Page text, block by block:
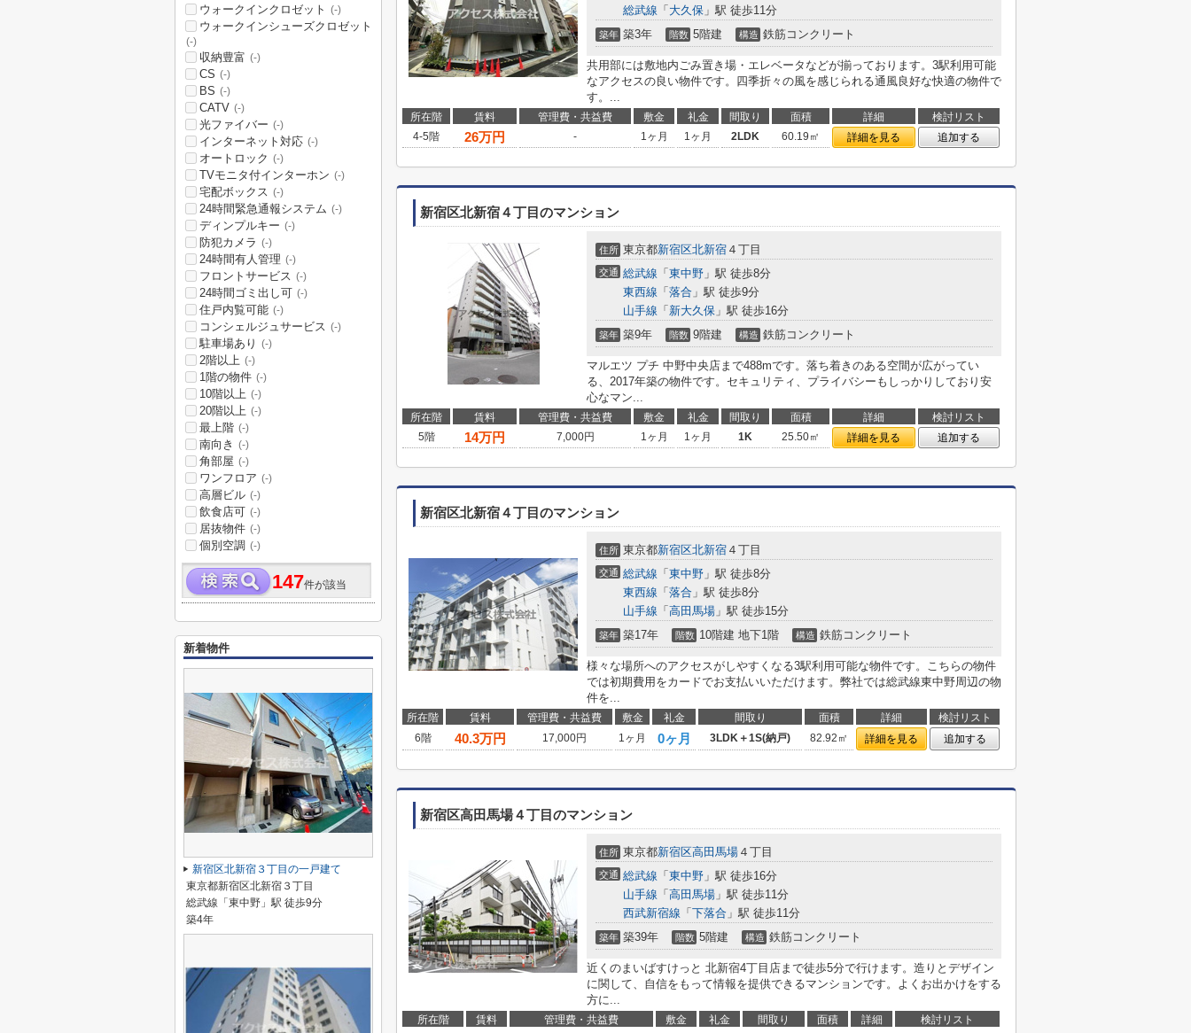
総武線 「 大久保 」駅 徒歩11分
築年 築3年 階数 5階建 構造 鉄筋コンクリート
共用部には敷地内ごみ置き場・エレベータなどが揃っております。3駅利用可能
なアクセスの良い物件です。四季折々の風を感じられる通風良好な快適の物件で
す。...
所在階 賃料 管理費・共益費 敷金 礼金 間取り 面積 詳細
検討リスト
4-5階
26万円 - 1ヶ月 1ヶ月 2LDK 60.19㎡ 詳細を見る 追加する
新宿区北新宿４丁目のマンション
住所 東京都新宿区北新宿 ４丁目
交通 総武線 「 東中野 」駅 徒歩8分
東西線 「 落合 」駅 徒歩9分
山手線 「 新大久保 」駅 徒歩16分
築年 築9年 階数 9階建 構造 鉄筋コンクリート
マルエツ プチ 中野中央店まで488mです。落ち着きのある空間が広がってい
る、2017年築の物件です。セキュリティ、プライバシーもしっかりしており安
心なマン...
所在階 賃料 管理費・共益費 敷金 礼金 間取り 面積 詳細
検討リスト
5階
14万円 7,000円 1ヶ月 1ヶ月 1K 25.50㎡ 詳細を見る 追加する
新宿区北新宿４丁目のマンション
住所 東京都新宿区北新宿 ４丁目
交通 総武線 「 東中野 」駅 徒歩8分
東西線 「 落合 」駅 徒歩8分
山手線 「 高田馬場 」駅 徒歩15分
築年 築17年 階数 10階建 地下1階 構造 鉄筋コンクリート
様々な場所へのアクセスがしやすくなる3駅利用可能な物件です。こちらの物件
では初期費用をカードでお支払いいただけます。弊社では総武線東中野周辺の物
件を...
所在階 賃料 管理費・共益費 敷金 礼金 間取り 面積 詳細
検討リスト
6階
40.3万円 17,000円 1ヶ月 0ヶ月 3LDK＋1S(納戸) 82.92㎡ 詳細を見る 追加する
新宿区高田馬場４丁目のマンション
住所 東京都新宿区高田馬場 ４丁目
交通 総武線 「 東中野 」駅 徒歩16分
山手線 「 高田馬場 」駅 徒歩11分
西武新宿線 「 下落合 」駅 徒歩11分
築年 築39年 階数 5階建 構造 鉄筋コンクリート
近くのまいばすけっと 北新宿4丁目店まで徒歩5分で行けます。造りとデザイン
に関して、自信をもって情報を提供できるマンションです。よくお出かけをする
方に...
所在階 賃料 管理費・共益費 敷金 礼金 間取り 面積 詳細 検討リスト
ウォークインクロゼット (-)
ウォークインシューズクロゼット
(-)
収納豊富 (-)
CS (-)
BS (-)
CATV (-)
光ファイバー (-)
インターネット対応 (-)
オートロック (-)
TVモニタ付インターホン (-)
宅配ボックス (-)
24時間緊急通報システム (-)
ディンプルキー (-)
防犯カメラ (-)
24時間有人管理 (-)
フロントサービス (-)
24時間ゴミ出し可 (-)
住戸内覧可能 (-)
コンシェルジュサービス (-)
駐車場あり (-)
2階以上 (-)
1階の物件 (-)
10階以上 (-)
20階以上 (-)
最上階 (-)
南向き (-)
角部屋 (-)
ワンフロア (-)
高層ビル (-)
飲食店可 (-)
居抜物件 (-)
個別空調 (-)
147件が該当
新着物件
新宿区北新宿３丁目の一戸建て
東京都新宿区北新宿３丁目
総武線「東中野」駅 徒歩9分
築4年